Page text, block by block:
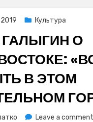
Культура
О
В ЭТОМ
Leave a comment